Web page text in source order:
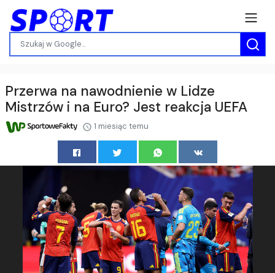
Przerwa na nawodnienie w Lidze
Mistrzów i na Euro? Jest reakcja UEFA
1 miesiąc temu